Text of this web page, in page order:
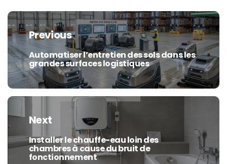
Navigation
de
l’article
Previous
Previous
post:
Automatiser l’entretien des sols dans les
grandes surfaces logistiques
Next
Next
post:
Installer le chauffe-eau loin des
chambres à cause du bruit de
fonctionnement